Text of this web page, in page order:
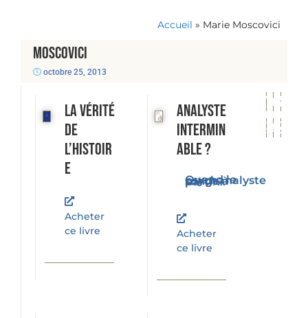
Accueil » Marie Moscovici
Moscovici
octobre 25, 2013
La vérité
de
l’histoir
e
Acheter
ce livre
Analyste
intermin
able ?
Quand le psychanalyste songe à partir...
Acheter
ce livre